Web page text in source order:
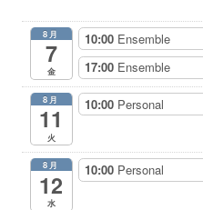
ョ
バ
8月
7
金
10:00 Ensemble
17:00 Ensemble
8月
11
火
10:00 Personal
8月
12
水
10:00 Personal